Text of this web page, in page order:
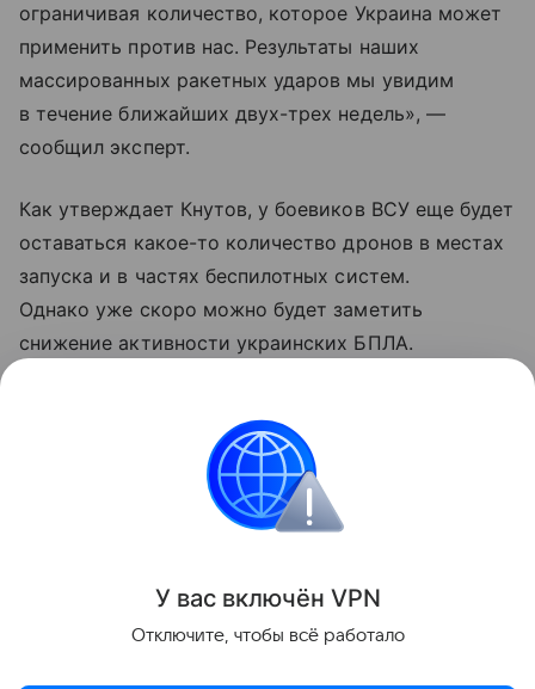
ограничивая количество, которое Украина может
применить против нас. Результаты наших
массированных ракетных ударов мы увидим
в течение ближайших двух-трех недель», —
сообщил эксперт.
Как утверждает Кнутов, у боевиков ВСУ еще будет
оставаться какое-то количество дронов в местах
запуска и в частях беспилотных систем.
Однако уже скоро можно будет заметить
снижение активности украинских БПЛА.
Россия Армия
Поделиться
У вас включён VPN
Отключите, чтобы всё работало